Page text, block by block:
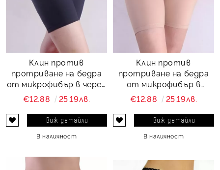
Клин против
протриване на бедра
от микрофибър в черен
цвят Perfect comfort
and protect
€12.88 25.19лв.
Виж детайли
В наличност
Клин против
протриване на бедра
от микрофибър в
телесен цвят Perfect
comfort and protect
€12.88 25.19лв.
Виж детайли
В наличност